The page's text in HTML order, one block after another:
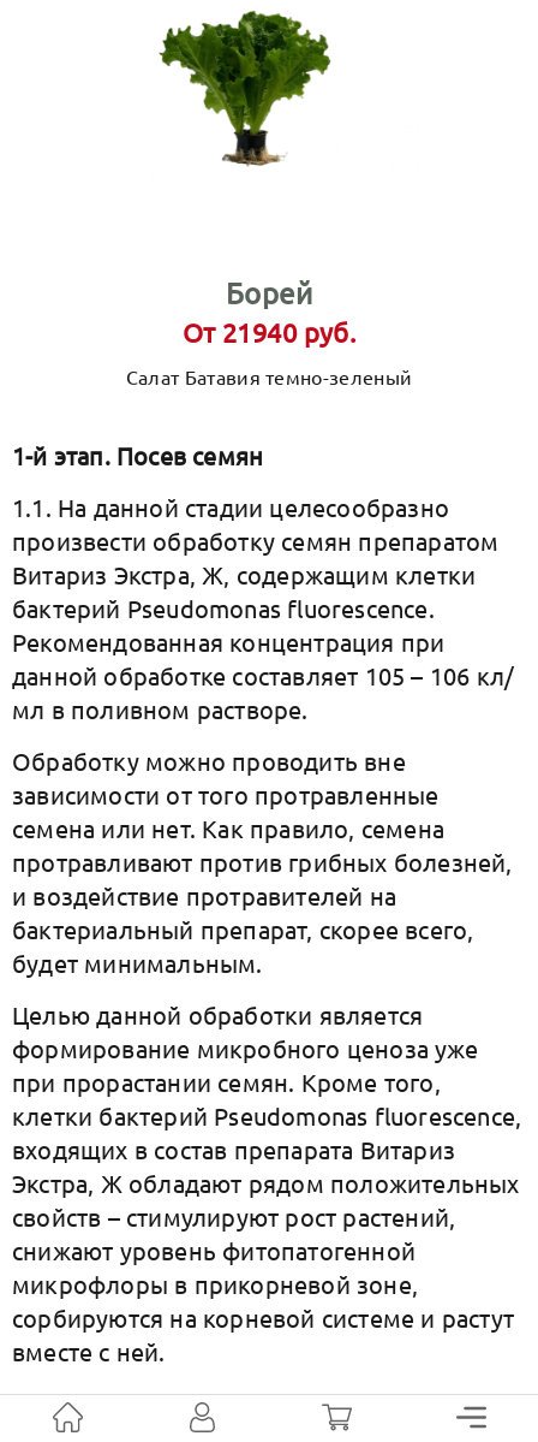
Борей
От 21940 руб.
Салат Батавия темно-зеленый
1-й этап. Посев семян
1.1. На данной стадии целесообразно
произвести обработку семян препаратом
Витариз Экстра, Ж, содержащим клетки
бактерий Pseudomonas fluorescence.
Рекомендованная концентрация при
данной обработке составляет 105 – 106 кл/
мл в поливном растворе.
Обработку можно проводить вне
зависимости от того протравленные
семена или нет. Как правило, семена
протравливают против грибных болезней,
и воздействие протравителей на
бактериальный препарат, скорее всего,
будет минимальным.
Целью данной обработки является
формирование микробного ценоза уже
при прорастании семян. Кроме того,
клетки бактерий Pseudomonas fluorescence,
входящих в состав препарата Витариз
Экстра, Ж обладают рядом положительных
свойств – стимулируют рост растений,
снижают уровень фитопатогенной
микрофлоры в прикорневой зоне,
сорбируются на корневой системе и растут
вместе с ней.
Технически обработку можно провести